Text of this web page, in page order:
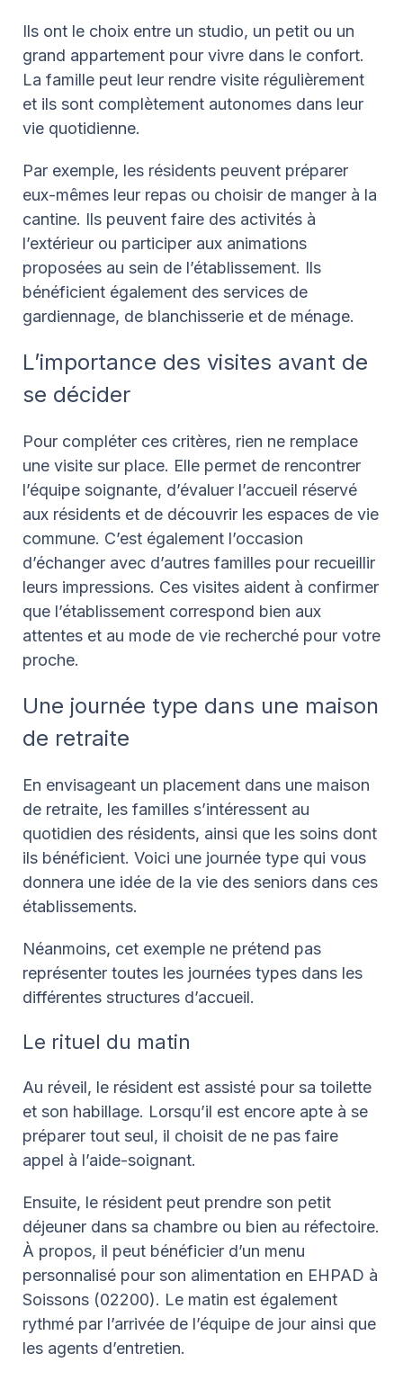
Ils ont le choix entre un studio, un petit ou un
grand appartement pour vivre dans le confort.
La famille peut leur rendre visite régulièrement
et ils sont complètement autonomes dans leur
vie quotidienne.
Par exemple, les résidents peuvent préparer
eux-mêmes leur repas ou choisir de manger à la
cantine. Ils peuvent faire des activités à
l’extérieur ou participer aux animations
proposées au sein de l’établissement. Ils
bénéficient également des services de
gardiennage, de blanchisserie et de ménage.
L’importance des visites avant de
se décider
Pour compléter ces critères, rien ne remplace
une visite sur place. Elle permet de rencontrer
l’équipe soignante, d’évaluer l’accueil réservé
aux résidents et de découvrir les espaces de vie
commune. C’est également l’occasion
d’échanger avec d’autres familles pour recueillir
leurs impressions. Ces visites aident à confirmer
que l’établissement correspond bien aux
attentes et au mode de vie recherché pour votre
proche.
Une journée type dans une maison
de retraite
En envisageant un placement dans une maison
de retraite, les familles s’intéressent au
quotidien des résidents, ainsi que les soins dont
ils bénéficient. Voici une journée type qui vous
donnera une idée de la vie des seniors dans ces
établissements.
Néanmoins, cet exemple ne prétend pas
représenter toutes les journées types dans les
différentes structures d’accueil.
Le rituel du matin
Au réveil, le résident est assisté pour sa toilette
et son habillage. Lorsqu’il est encore apte à se
préparer tout seul, il choisit de ne pas faire
appel à l’aide-soignant.
Ensuite, le résident peut prendre son petit
déjeuner dans sa chambre ou bien au réfectoire.
À propos, il peut bénéficier d’un menu
personnalisé pour son alimentation en EHPAD à
Soissons (02200). Le matin est également
rythmé par l’arrivée de l’équipe de jour ainsi que
les agents d’entretien.